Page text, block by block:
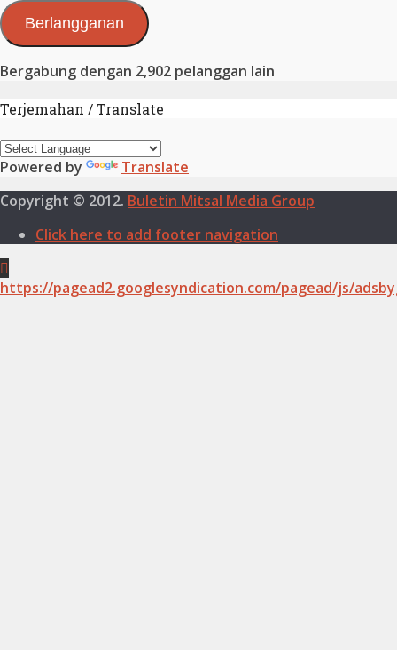
Elektronik
Berlangganan
Bergabung dengan 2,902 pelanggan lain
Terjemahan / Translate
Powered by
Translate
Copyright © 2012. Buletin Mitsal Media Group
Click here to add footer navigation
https://pagead2.googlesyndication.com/pagead/js/